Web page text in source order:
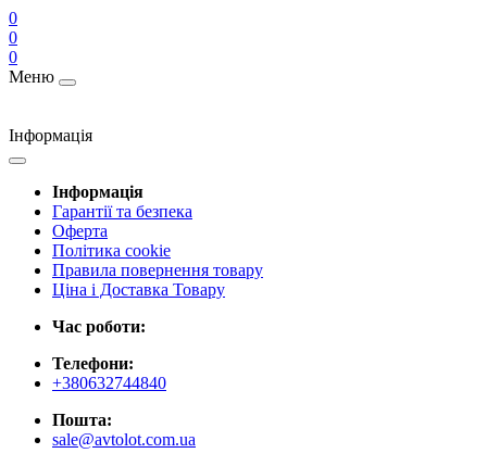
0
0
0
Меню
Інформація
Інформація
Гарантії та безпека
Оферта
Політика cookie
Правила повернення товару
Ціна і Доставка Товару
Час роботи:
Телефони:
+380632744840
Пошта:
sale@avtolot.com.ua